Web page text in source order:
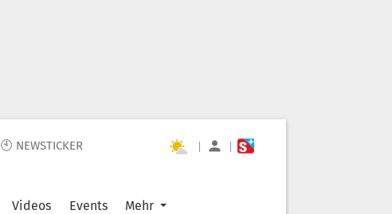
🕙 NEWSTICKER | |
Videos Events Mehr